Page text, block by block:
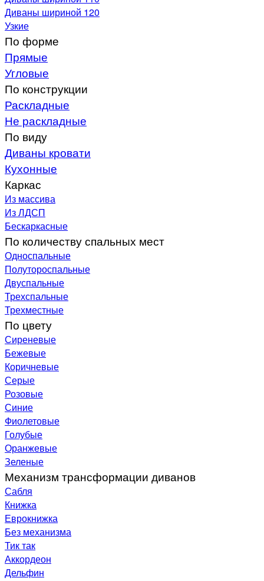
Диваны шириной 120
Узкие
По форме
Прямые
Угловые
По конструкции
Раскладные
Не раскладные
По виду
Диваны кровати
Кухонные
Каркас
Из массива
Из ЛДСП
Бескаркасные
По количеству спальных мест
Односпальные
Полутороспальные
Двуспальные
Трехспальные
Трехместные
По цвету
Сиреневые
Бежевые
Коричневые
Серые
Розовые
Синие
Фиолетовые
Голубые
Оранжевые
Зеленые
Механизм трансформации диванов
Сабля
Книжка
Еврокнижка
Без механизма
Тик так
Аккордеон
Дельфин